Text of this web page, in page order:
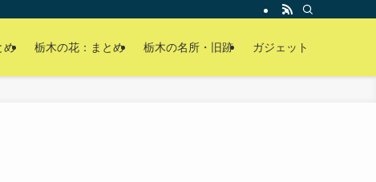
め 栃木の花：まとめ 栃木の名所・旧跡 ガジェット